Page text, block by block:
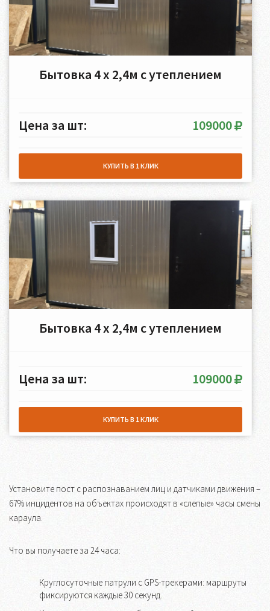
Бытовка 4 х 2,4м с утеплением
Цена за шт: 109000
КУПИТЬ В 1 КЛИК
Бытовка 4 х 2,4м с утеплением
Цена за шт: 109000
КУПИТЬ В 1 КЛИК
Установите пост с распознаванием лиц и датчиками движения –
67% инцидентов на объектах происходят в «слепые» часы смены
караула.
Что вы получаете за 24 часа:
Круглосуточные патрули с GPS-трекерами: маршруты
фиксируются каждые 30 секунд.